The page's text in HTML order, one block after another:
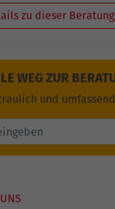
zu dieser
WEG ZUR
und umfassend